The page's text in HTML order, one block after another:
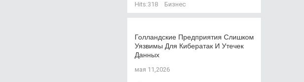
Hits:318 Бизнес
Голландские Предприятия Слишком
Уязвимы Для Кибератак И Утечек
Данных
мая 11,2026